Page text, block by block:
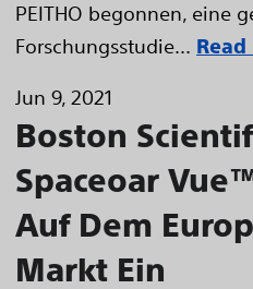
PEITHO begonnen, eine
Forschungsstudie...
Jun 9, 2021
Boston
Spaceoar
Auf Dem
Markt Ein